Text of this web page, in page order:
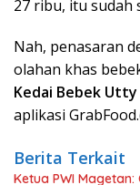
27 ribu, itu sudah
Nah, penasaran
olahan khas
Kedai Bebek
aplikasi
Berita Terkait
Ketua PWI